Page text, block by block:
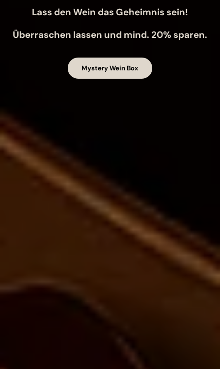
Lass den Wein das Geheimnis sein!
Überraschen lassen und mind. 20% sparen.
Mystery Wein Box